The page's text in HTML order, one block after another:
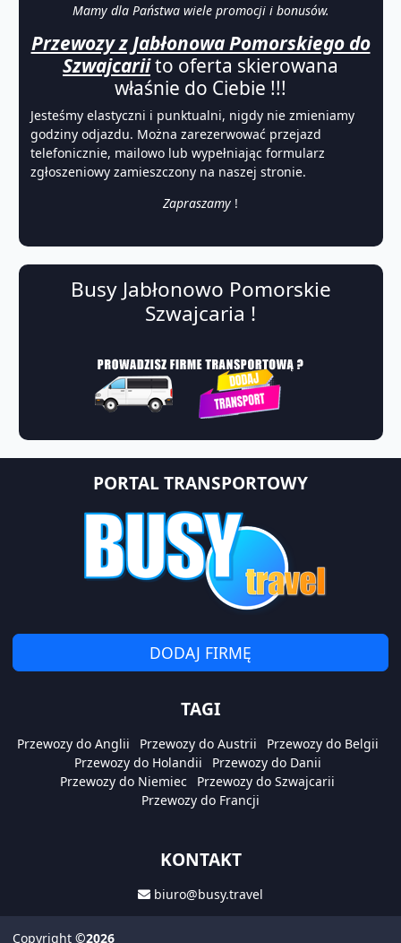
Mamy dla Państwa wiele promocji i bonusów.
Przewozy z Jabłonowa Pomorskiego do
Szwajcariito oferta skierowana
właśnie do Ciebie !!!
Jesteśmy elastyczni i punktualni, nigdy nie zmieniamy
godziny odjazdu. Można zarezerwować przejazd
telefonicznie, mailowo lub wypełniając formularz
zgłoszeniowy zamieszczony na naszej stronie.
Zapraszamy !
Busy Jabłonowo Pomorskie
Szwajcaria !
PORTAL TRANSPORTOWY
DODAJ FIRMĘ
TAGI
Przewozy do Anglii Przewozy do Austrii
Przewozy do Belgii
Przewozy do Holandii
Przewozy do Danii
Przewozy do Niemiec
Przewozy do Szwajcarii
Przewozy do Francji
KONTAKT
biuro@busy.travel
Copyright ©2026